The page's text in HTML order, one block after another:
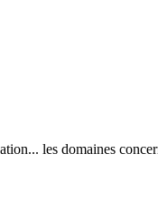
les domaines